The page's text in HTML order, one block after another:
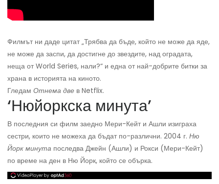
Филмът ни даде цитат „Трябва да бъде, който не може да яде,
не може да заспи, да достигне до звездите, над оградата,
неща от World Series, нали?“ и една от най-добрите битки за
храна в историята на киното.
Гледам Отнема две в Netflix.
‘Нюйоркска минута’
В последния си филм заедно Мери-Кейт и Ашли изиграха
сестри, които не можеха да бъдат по-различни. 2004 г. Ню
Йорк минута последва Джейн (Ашли) и Рокси (Мери-Кейт)
по време на ден в Ню Йорк, който се обърка.